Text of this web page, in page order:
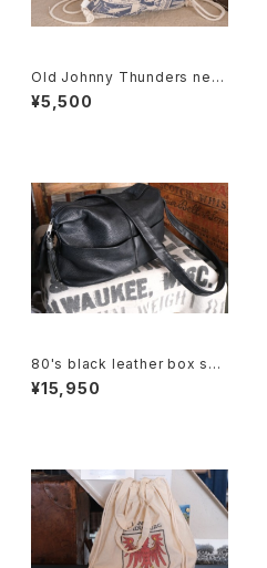
Old Johnny Thunders new
spaper printed canvas Kna
psack
¥5,500
80's black leather box sho
ulder Bag w/ tassel accent
¥15,950